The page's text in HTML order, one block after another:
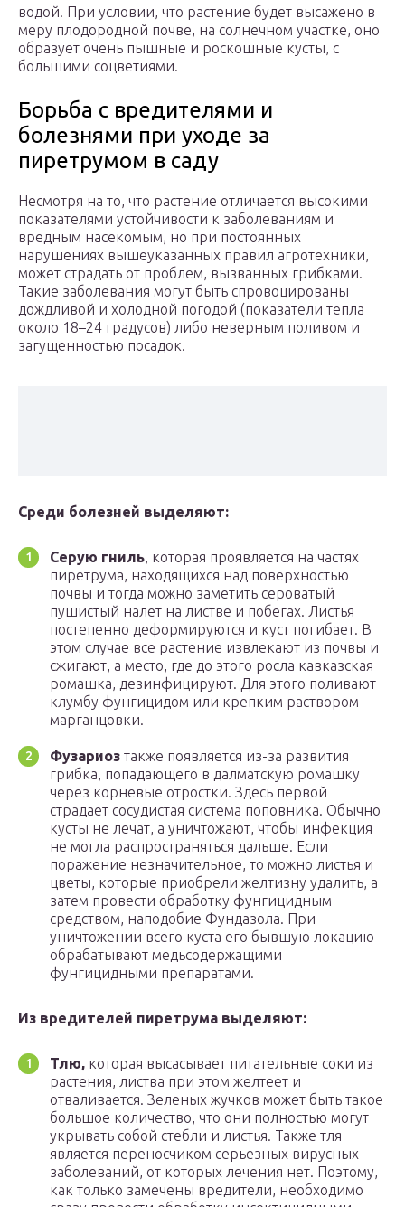
водой. При условии, что растение будет высажено в
меру плодородной почве, на солнечном участке, оно
образует очень пышные и роскошные кусты, с
большими соцветиями.
Борьба с вредителями и
болезнями при уходе за
пиретрумом в саду
Несмотря на то, что растение отличается высокими
показателями устойчивости к заболеваниям и
вредным насекомым, но при постоянных
нарушениях вышеуказанных правил агротехники,
может страдать от проблем, вызванных грибками.
Такие заболевания могут быть спровоцированы
дождливой и холодной погодой (показатели тепла
около 18–24 градусов) либо неверным поливом и
загущенностью посадок.
Среди болезней выделяют:
Серую гниль, которая проявляется на частях
пиретрума, находящихся над поверхностью
почвы и тогда можно заметить сероватый
пушистый налет на листве и побегах. Листья
постепенно деформируются и куст погибает. В
этом случае все растение извлекают из почвы и
сжигают, а место, где до этого росла кавказская
ромашка, дезинфицируют. Для этого поливают
клумбу фунгицидом или крепким раствором
марганцовки.
Фузариоз также появляется из-за развития
грибка, попадающего в далматскую ромашку
через корневые отростки. Здесь первой
страдает сосудистая система поповника. Обычно
кусты не лечат, а уничтожают, чтобы инфекция
не могла распространяться дальше. Если
поражение незначительное, то можно листья и
цветы, которые приобрели желтизну удалить, а
затем провести обработку фунгицидным
средством, наподобие Фундазола. При
уничтожении всего куста его бывшую локацию
обрабатывают медьсодержащими
фунгицидными препаратами.
Из вредителей пиретрума выделяют:
Тлю, которая высасывает питательные соки из
растения, листва при этом желтеет и
отваливается. Зеленых жучков может быть такое
большое количество, что они полностью могут
укрывать собой стебли и листья. Также тля
является переносчиком серьезных вирусных
заболеваний, от которых лечения нет. Поэтому,
как только замечены вредители, необходимо